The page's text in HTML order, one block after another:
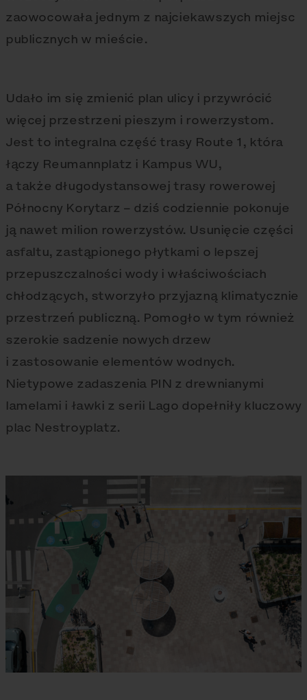
zaowocowała jednym z najciekawszych miejsc
publicznych w mieście.
Udało im się zmienić plan ulicy i przywrócić
więcej przestrzeni pieszym i rowerzystom.
Jest to integralna część trasy Route 1, która
łączy Reumannplatz i Kampus WU,
a także długodystansowej trasy rowerowej
Północny Korytarz – dziś codziennie pokonuje
ją nawet milion rowerzystów. Usunięcie części
asfaltu, zastąpionego płytkami o lepszej
przepuszczalności wody i właściwościach
chłodzących, stworzyło przyjazną klimatycznie
przestrzeń publiczną. Pomogło w tym również
szerokie sadzenie nowych drzew
i zastosowanie elementów wodnych.
Nietypowe zadaszenia PIN z drewnianymi
lamelami i ławki z serii Lago dopełniły kluczowy
plac Nestroyplatz.